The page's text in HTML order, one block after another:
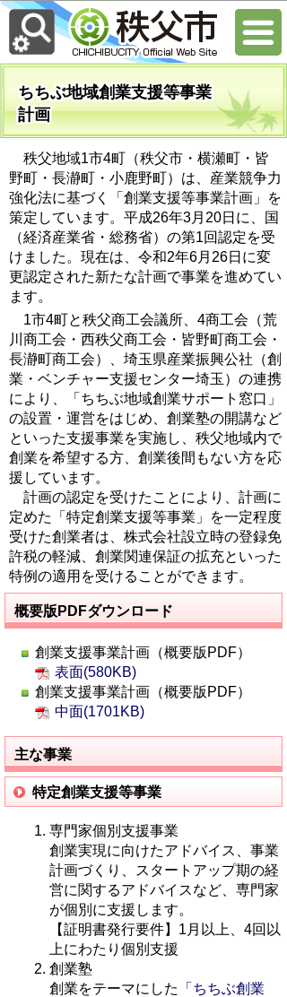
ちちぶ地域創業支援等事業
計画
秩父地域1市4町（秩父市・横瀬町・皆
野町・長瀞町・小鹿野町）は、産業競争力
強化法に基づく「創業支援等事業計画」を
策定しています。平成26年3月20日に、国
（経済産業省・総務省）の第1回認定を受
けました。現在は、令和2年6月26日に変
更認定された新たな計画で事業を進めてい
ます。
1市4町と秩父商工会議所、4商工会（荒
川商工会・西秩父商工会・皆野町商工会・
長瀞町商工会）、埼玉県産業振興公社（創
業・ベンチャー支援センター埼玉）の連携
により、「ちちぶ地域創業サポート窓口」
の設置・運営をはじめ、創業塾の開講など
といった支援事業を実施し、秩父地域内で
創業を希望する方、創業後間もない方を応
援しています。
計画の認定を受けたことにより、計画に
定めた「特定創業支援等事業」を一定程度
受けた創業者は、株式会社設立時の登録免
許税の軽減、創業関連保証の拡充といった
特例の適用を受けることができます。
概要版PDFダウンロード
創業支援事業計画（概要版PDF）
表面(580KB)
創業支援事業計画（概要版PDF）
中面(1701KB)
主な事業
特定創業支援等事業
専門家個別支援事業
創業実現に向けたアドバイス、事業
計画づくり、スタートアップ期の経
営に関するアドバイスなど、専門家
が個別に支援します。
【証明書発行要件】1月以上、4回以
上にわたり個別支援
創業塾
創業をテーマにした
「ちちぶ創業